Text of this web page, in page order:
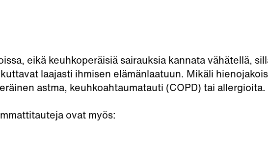
eikä keuhkoperäisiä sairauksia kannata vähätellä,
laajasti ihmisen elämänlaatuun. Mikäli
astma, keuhkoahtaumatauti (COPD) tai allergioita.
ovat myös: